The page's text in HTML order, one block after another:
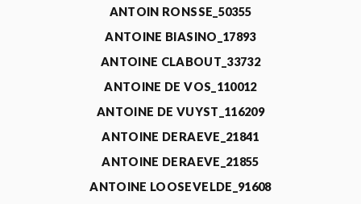
ANTOIN RONSSE_50355
ANTOINE BIASINO_17893
ANTOINE CLABOUT_33732
ANTOINE DE VOS_110012
ANTOINE DE VUYST_116209
ANTOINE DERAEVE_21841
ANTOINE DERAEVE_21855
ANTOINE LOOSEVELDE_91608